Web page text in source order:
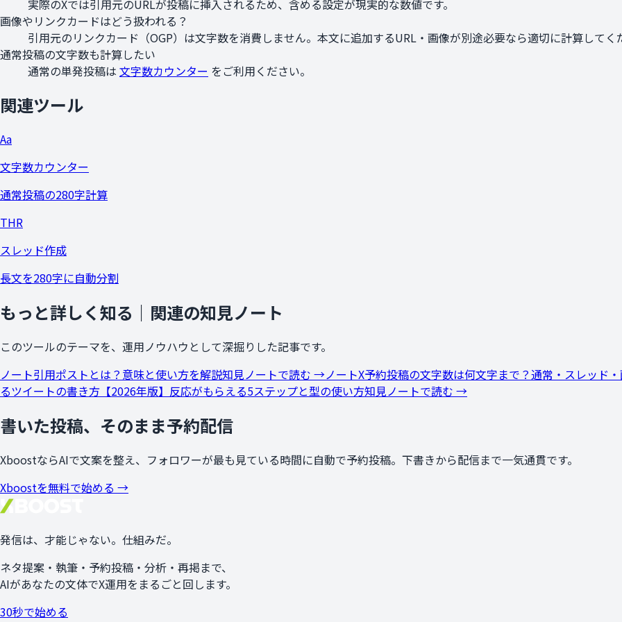
実際のXでは引用元のURLが投稿に挿入されるため、含める設定が現実的な数値です。
画像やリンクカードはどう扱われる？
引用元のリンクカード（OGP）は文字数を消費しません。本文に追加するURL・画像が別途必要なら適切に計算してく
通常投稿の文字数も計算したい
通常の単発投稿は 文字数カウンター をご利用ください。
関連ツール
Aa
文字数カウンター
通常投稿の280字計算
THR
スレッド作成
長文を280字に自動分割
もっと詳しく知る｜関連の知見ノート
このツールのテーマを、運用ノウハウとして深掘りした記事です。
ノート引用ポストとは？意味と使い方を解説知見ノートで読む →ノートX予約投稿の文字数は何文字まで？通常・スレッド
るツイートの書き方【2026年版】反応がもらえる5ステップと型の使い方知見ノートで読む →
書いた投稿、そのまま予約配信
XboostならAIで文案を整え、フォロワーが最も見ている時間に自動で予約投稿。下書きから配信まで一気通貫です。
Xboostを無料で始める →
発信は、 才能じゃない。 仕組みだ。
ネタ提案・執筆・予約投稿・分析・再掲まで、
AIがあなたの文体でX運用をまるごと回します。
30秒で始める